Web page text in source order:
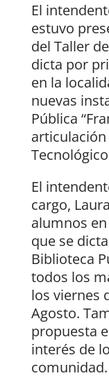
El
estuvo
del Taller
dicta por
en la
nuevas
Pública
El
cargo,
alumnos
que se
Biblioteca
todos los
los viernes
Agosto.
propuesta
interés de
comunidad.